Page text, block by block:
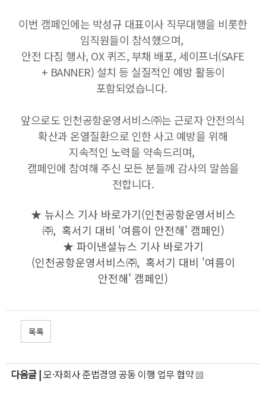
이번 캠페인에는 박성규 대표이사 직무대행을 비롯한
임직원들이 참석했으며,
안전 다짐 행사, OX 퀴즈, 부채 배포, 세이프너(SAFE
+ BANNER) 설치 등 실질적인 예방 활동이
포함되었습니다.
앞으로도 인천공항운영서비스㈜는 근로자 안전의식
확산과 온열질환으로 인한 사고 예방을 위해
지속적인 노력을 약속드리며,
캠페인에 참여해 주신 모든 분들께 감사의 말씀을
전합니다.
★ 뉴시스 기사 바로가기(인천공항운영서비스
㈜, 혹서기 대비 '여름이 안전해' 캠페인)
★ 파이낸셜뉴스 기사 바로가기
(인천공항운영서비스㈜, 혹서기 대비 '여름이
안전해' 캠페인)
목록
다음글 |모·자회사 준법경영 공동 이행 업무 협약